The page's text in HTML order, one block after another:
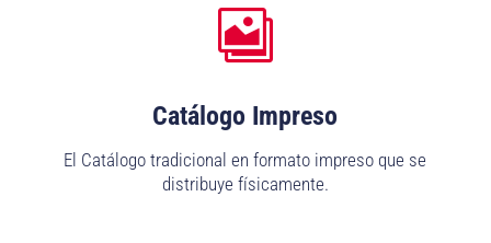

Catálogo Impreso
El Catálogo tradicional en formato impreso que se
distribuye físicamente.